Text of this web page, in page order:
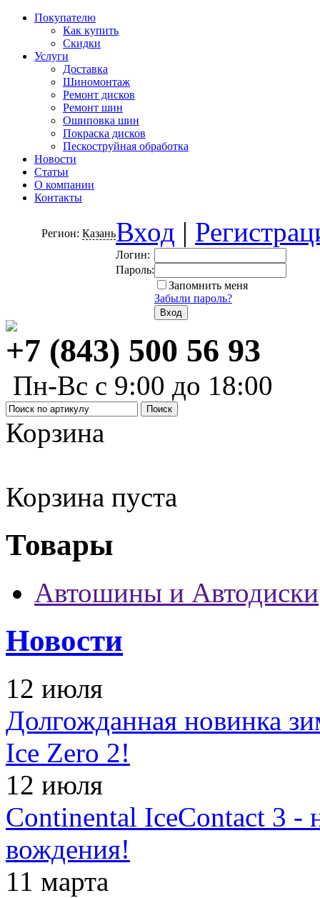
Покупателю
Как купить
Скидки
Услуги
Доставка
Шиномонтаж
Ремонт дисков
Ремонт шин
Ошиповка шин
Покраска дисков
Пескоструйная обработка
Новости
Статьи
О компании
Контакты
Регион: КазаньВход |
Логин:
Пароль:
Запомнить меня
Забыли пароль?
+7 (843) 500 56 93
Пн-Вс с 9:00 до 18:00
Корзина
Корзина пуста
Товары
Автошины и Автодиски
Новости
12 июля
Долгожданная новинка
Ice Zero 2!
12 июля
Continental IceContact 3 -
вождения!
11 марта